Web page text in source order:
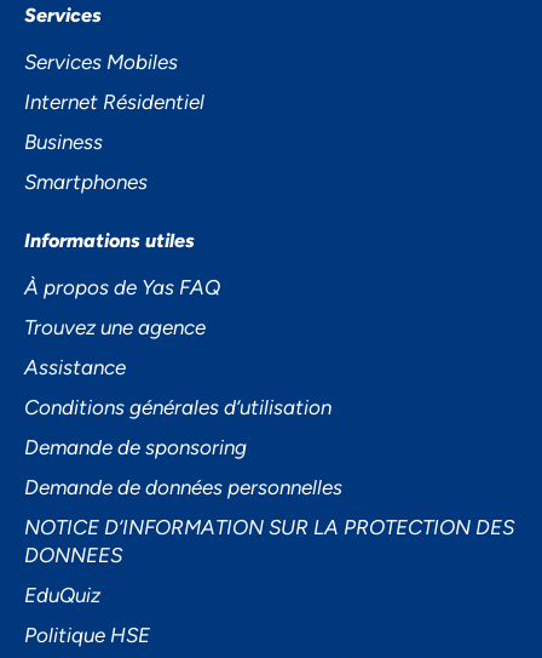
Services
Services Mobiles
Internet Résidentiel
Business
Smartphones
Informations utiles
À propos de Yas FAQ
Trouvez une agence
Assistance
Conditions générales d’utilisation
Demande de sponsoring
Demande de données personnelles
NOTICE D’INFORMATION SUR LA PROTECTION DES
DONNEES
EduQuiz
Politique HSE
PRIVÉE
Préférences